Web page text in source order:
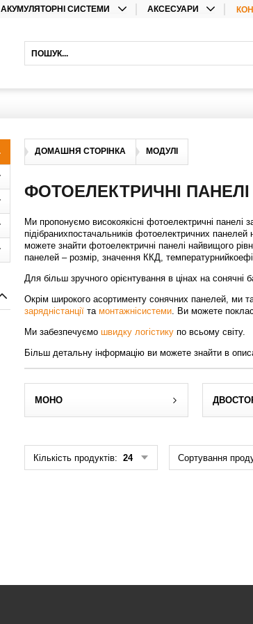
АКУМУЛЯТОРНІ СИСТЕМИ
СВИНЦЕВІ АКУМУЛЯТОРИ
АКСЕСУАРИ
АКУМУЛЯТОРНИХ
КОНЕКТОРИ
ДОМАШНЯ СТОРІНКА МОДУЛІ
ФОТОЕЛЕКТРИЧНІ ПАНЕЛІ
Ми пропонуємо високоякісні фотоелектричні
підібранихпостачальників фотоелектричних
можете знайти фотоелектричні панелі найвищого
панелей – розмір, значення ККД,
Для більш зручного орієнтування в цінах на сонячні
Окрім широкого асортименту сонячних панелей, ми
зарядністанції та монтажнісистеми. Ви можете
Ми забезпечуємо швидку логістику по всьому світу.
Більш детальну інформацію ви можете знайти в
МОНО
Кількість продуктів: 24 Сортування